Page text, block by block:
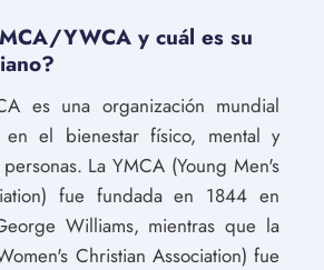
YWCA y cuál es su
es una organización mundial
el bienestar físico, mental y
La YMCA (Young Men's
fue fundada en 1844 en
Williams, mientras que la
Christian Association) fue